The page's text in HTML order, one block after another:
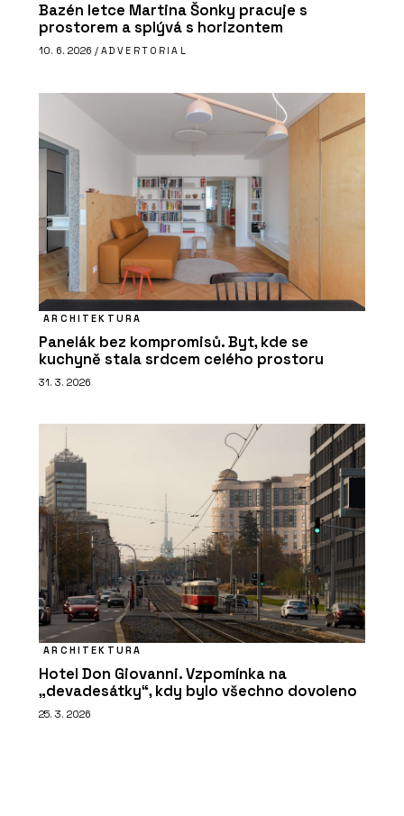
Bazén letce Martina Šonky pracuje s
prostorem a splývá s horizontem
10. 6. 2026 / ADVERTORIAL
ARCHITEKTURA
Panelák bez kompromisů. Byt, kde se
kuchyně stala srdcem celého prostoru
31. 3. 2026
ARCHITEKTURA
Hotel Don Giovanni. Vzpomínka na
„devadesátky“, kdy bylo všechno dovoleno
25. 3. 2026